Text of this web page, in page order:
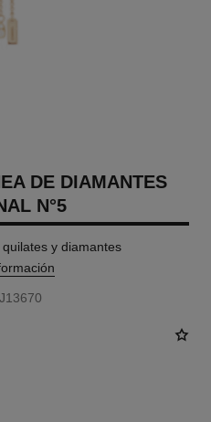
DE DIAMANTES
N°5
y diamantes